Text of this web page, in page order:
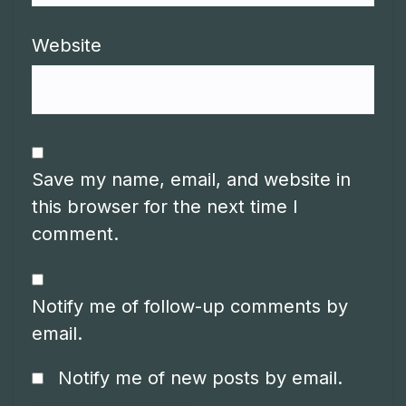
Website
Save my name, email, and website in
this browser for the next time I
comment.
Notify me of follow-up comments by
email.
Notify me of new posts by email.